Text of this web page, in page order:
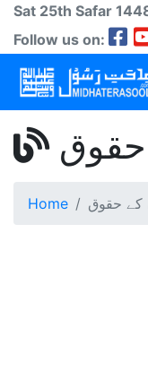
Sat 25th Safar
Follow us on:
حقوق
Home کے حقوق